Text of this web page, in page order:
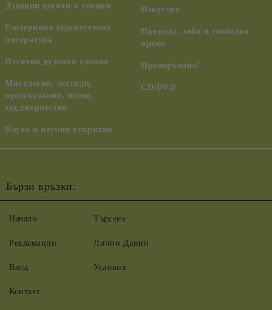
Духовни школи и учения
Езотерична художествена
литература
Източни духовни учения
Митология, легенди,
предсказания, песни,
худ.творчество
Наука и научни открития
Изкуство
Природа, хоби и свободно
време
Препоръчано!
CD/DVD
Бързи връзки:
Начало
Рекламации
Вход
Контакт
Търсене
Лични Данни
Условия